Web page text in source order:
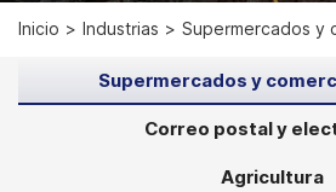
Inicio Industrias Supermercados y
Supermercados y
Correo postal y
Agricultura